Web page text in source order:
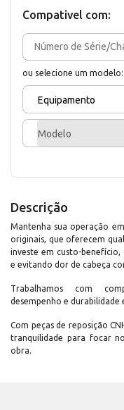
Compativel com:
ou selecione um modelo:
Equipamento
Modelo
Descrição
Mantenha sua operação
originais, que oferecem
investe em custo-
e evitando dor de cabeça
Trabalhamos com
desempenho e durabilidade
Com peças de reposição
tranquilidade para focar
obra.